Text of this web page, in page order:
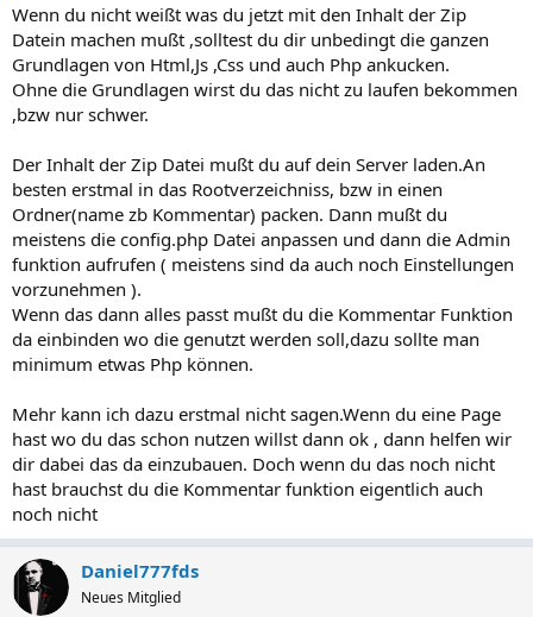
Wenn du nicht weißt was du jetzt mit den Inhalt der Zip
Datein machen mußt ,solltest du dir unbedingt die ganzen
Grundlagen von Html,Js ,Css und auch Php ankucken.
Ohne die Grundlagen wirst du das nicht zu laufen bekommen
,bzw nur schwer.
Der Inhalt der Zip Datei mußt du auf dein Server laden.An
besten erstmal in das Rootverzeichniss, bzw in einen
Ordner(name zb Kommentar) packen. Dann mußt du
meistens die config.php Datei anpassen und dann die Admin
funktion aufrufen ( meistens sind da auch noch Einstellungen
vorzunehmen ).
Wenn das dann alles passt mußt du die Kommentar Funktion
da einbinden wo die genutzt werden soll,dazu sollte man
minimum etwas Php können.
Mehr kann ich dazu erstmal nicht sagen.Wenn du eine Page
hast wo du das schon nutzen willst dann ok , dann helfen wir
dir dabei das da einzubauen. Doch wenn du das noch nicht
hast brauchst du die Kommentar funktion eigentlich auch
noch nicht
Daniel777fds
Neues Mitglied